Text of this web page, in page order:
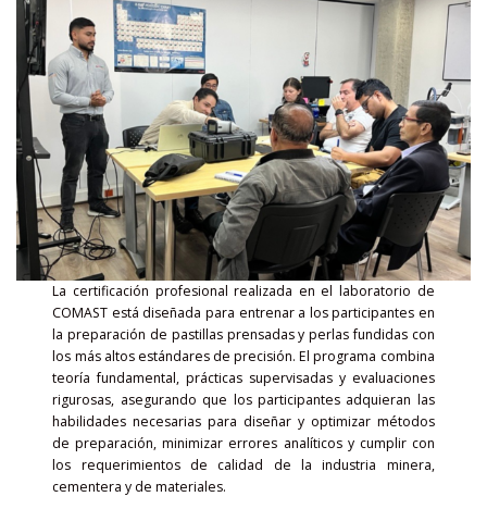
La certificación profesional realizada en el laboratorio de
COMAST está diseñada para entrenar a los participantes en
la preparación de pastillas prensadas y perlas fundidas con
los más altos estándares de precisión. El programa combina
teoría fundamental, prácticas supervisadas y evaluaciones
rigurosas, asegurando que los participantes adquieran las
habilidades necesarias para diseñar y optimizar métodos
de preparación, minimizar errores analíticos y cumplir con
los requerimientos de calidad de la industria minera,
cementera y de materiales.